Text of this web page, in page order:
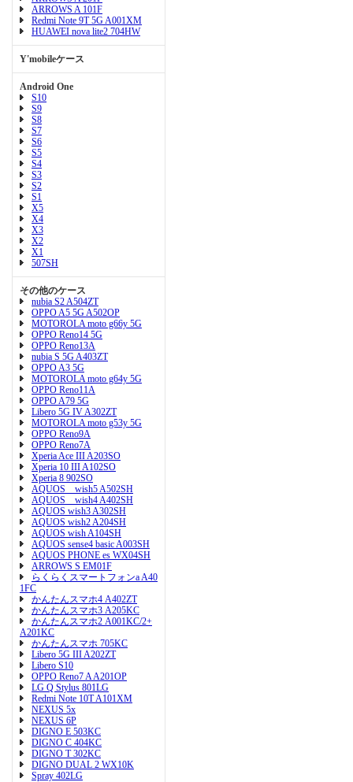
ARROWS A 101F
Redmi Note 9T 5G A001XM
HUAWEI nova lite2 704HW
Y'mobileケース
Android One
S10
S9
S8
S7
S6
S5
S4
S3
S2
S1
X5
X4
X3
X2
X1
507SH
その他のケース
nubia S2 A504ZT
OPPO A5 5G A502OP
MOTOROLA moto g66y 5G
OPPO Reno14 5G
OPPO Reno13A
nubia S 5G A403ZT
OPPO A3 5G
MOTOROLA moto g64y 5G
OPPO Reno11A
OPPO A79 5G
Libero 5G IV A302ZT
MOTOROLA moto g53y 5G
OPPO Reno9A
OPPO Reno7A
Xperia Ace III A203SO
Xperia 10 III A102SO
Xperia 8 902SO
AQUOS wish5 A502SH
AQUOS wish4 A402SH
AQUOS wish3 A302SH
AQUOS wish2 A204SH
AQUOS wish A104SH
AQUOS sense4 basic A003SH
AQUOS PHONE es WX04SH
ARROWS S EM01F
らくらくスマートフォンa A40
1FC
かんたんスマホ4 A402ZT
かんたんスマホ3 A205KC
かんたんスマホ2 A001KC/2+
A201KC
かんたんスマホ 705KC
Libero 5G III A202ZT
Libero S10
OPPO Reno7 A A201OP
LG Q Stylus 801LG
Redmi Note 10T A101XM
NEXUS 5x
NEXUS 6P
DIGNO E 503KC
DIGNO C 404KC
DIGNO T 302KC
DIGNO DUAL 2 WX10K
Spray 402LG